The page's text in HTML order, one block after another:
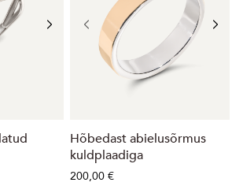
Hõbedast abielusõrmus
kuldplaadiga
200,00 €